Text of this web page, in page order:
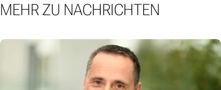
MEHR ZU NACHRICHTEN